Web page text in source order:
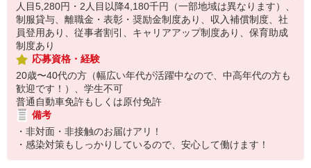
人目5,280円・2人目以降4,180千円（一部地域は異なります）、
制服貸与、離職金・表彰・奨励金制度あり、収入補償制度、社
員登用あり、従事者割引、キャリアアップ制度あり、保育助成
制度あり
応募資格・経験
20歳〜40代の方（幅広い年代が活躍中なので、中高年代の方も
歓迎です！）、学生不可
普通自動車免許もしくは原付免許
備考
・非対面・非接触のお届けアリ！
・感染対策もしっかりしているので、安心して働けます！